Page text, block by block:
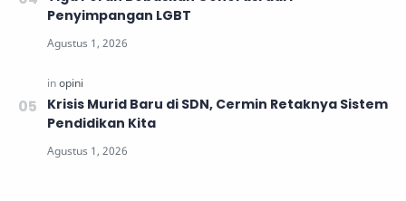
Penyimpangan LGBT
Krisis Murid Baru di SDN, Cermin Retaknya Sistem
Pendidikan Kita